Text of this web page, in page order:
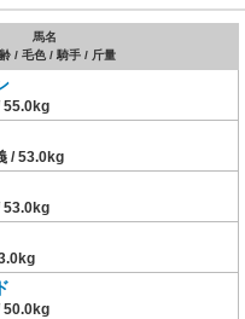
馬名
/ 毛色 / 騎手 / 斤量
55.0kg
/ 53.0kg
53.0kg
50.0kg